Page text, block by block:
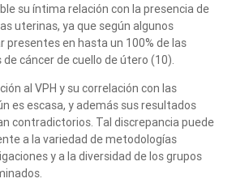
su íntima relación con la presencia de
uterinas, ya que según algunos
presentes en hasta un 100% de las
cáncer de cuello de útero (10).
al VPH y su correlación con las
es escasa, y además sus resultados
contradictorios. Tal discrepancia puede
a la variedad de metodologías
y a la diversidad de los grupos